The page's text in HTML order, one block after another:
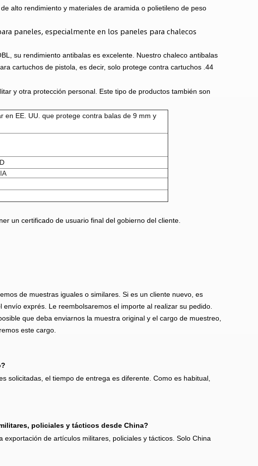
alto rendimiento y materiales de aramida o polietileno de peso
paneles, especialmente en los paneles para chalecos
su rendimiento antibalas es excelente. Nuestro chaleco antibalas
cartuchos de pistola, es decir, solo protege contra cartuchos .44
y otra protección personal. Este tipo de productos también son
en EE. UU. que protege contra balas de 9 mm y
un certificado de usuario final del gobierno del cliente.
de muestras iguales o similares. Si es un cliente nuevo, es
exprés. Le reembolsaremos el importe al realizar su pedido.
que deba enviarnos la muestra original y el cargo de muestreo,
este cargo.
solicitadas, el tiempo de entrega es diferente. Como es habitual,
policiales y tácticos desde China?
de artículos militares, policiales y tácticos. Solo China